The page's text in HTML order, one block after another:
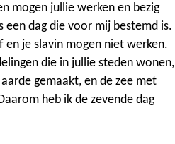
mogen jullie werken en bezig
dag die voor mij bestemd is.
en je slavin mogen niet werken.
die in jullie steden wonen,
gemaakt, en de zee met
heb ik de zevende dag